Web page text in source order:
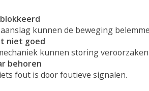
kunnen de beweging
niet goed
kunnen storing veroorzaken.
behoren
fout is door foutieve signalen.